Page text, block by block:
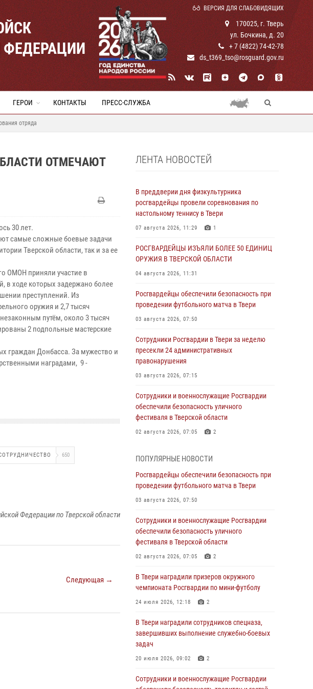
ВЕРСИЯ ДЛЯ СЛАБОВИДЯЩИХ
170025, г. Тверь
ул. Бочкина, д. 20
+ 7 (4822) 74-42-78
ds_t369_tso@rosguard.gov.ru
ГЕРОИ КОНТАКТЫ ПРЕСС-СЛУЖБА
отряда
ОТМЕЧАЮТ
30 лет.
самые сложные боевые задачи
Тверской области, так и за ее
ОМОН приняли участие в
в ходе которых задержано более
преступлений. Из
оружия и 2,7 тысяч
путём, около 3 тысяч
2 подпольные мастерские
граждан Донбасса. За мужество и
наградами, 9 -
650
Федерации по Тверской области
Следующая →
ЛЕНТА НОВОСТЕЙ
В преддверии дня физкультурника
росгвардейцы провели соревнования по
настольному теннису в Твери
07 августа 2026, 11:29 1
РОСГВАРДЕЙЦЫ ИЗЪЯЛИ БОЛЕЕ 50 ЕДИНИЦ
ОРУЖИЯ В ТВЕРСКОЙ ОБЛАСТИ
04 августа 2026, 11:31
Росгвардейцы обеспечили безопасность при
проведении футбольного матча в Твери
03 августа 2026, 07:50
Сотрудники Росгвардии в Твери за неделю
пресекли 24 административных
правонарушения
03 августа 2026, 07:15
Сотрудники и военнослужащие Росгвардии
обеспечили безопасность уличного
фестиваля в Тверской области
02 августа 2026, 07:05 2
Росгвардии Героя России генерала армии
Виктора Золотова с заместителем
полномочного представителя Президента
31 июля 2026, 05:42 4
Росгвардейцы в Твери приняли участие в
молебне, посвященном Дню Крещения Руси
Сотрудники вневедомственной охраны
совершили 250 выездов и пресекли 20
области
27 июля 2026, 08:29
В Твери наградили призеров окружного
24 июля 2026, 12:18 2
ПОПУЛЯРНЫЕ НОВОСТИ
Росгвардейцы обеспечили безопасность при
проведении футбольного матча в Твери
03 августа 2026, 07:50
Сотрудники и военнослужащие Росгвардии
обеспечили безопасность уличного
фестиваля в Тверской области
02 августа 2026, 07:05 2
В Твери наградили призеров окружного
чемпионата Росгвардии по мини-футболу
24 июля 2026, 12:18 2
В Твери наградили сотрудников спецназа,
завершивших выполнение служебно-боевых
задач
20 июля 2026, 09:02 2
Сотрудники и военнослужащие Росгвардии